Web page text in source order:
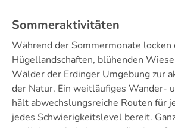
Sommeraktivitäten
Während der Sommermonate locken
Hügellandschaften, blühenden
Wälder der Erdinger Umgebung zur
der Natur. Ein weitläufiges Wander-
hält abwechslungsreiche Routen für
jedes Schwierigkeitslevel bereit.